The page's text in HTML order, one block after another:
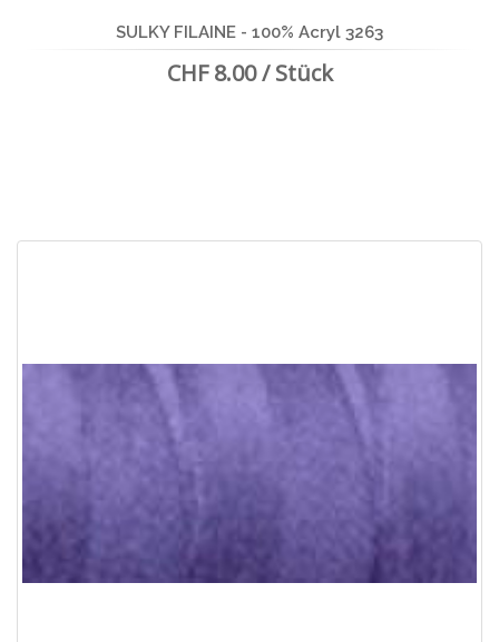
SULKY FILAINE - 100% Acryl 3263
CHF 8.00 / Stück